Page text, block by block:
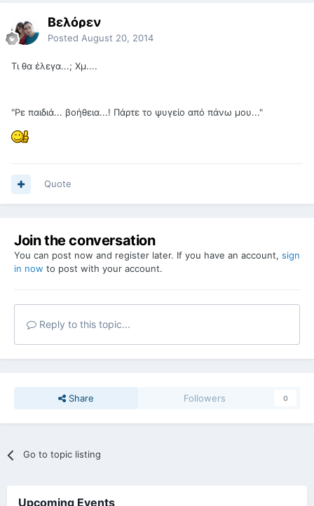
Βελόρεν
Posted August 20, 2014
Τι θα έλεγα...; Χμ....
"Ρε παιδιά... βοήθεια...! Πάρτε το ψυγείο από πάνω μου..."
Quote
Join the conversation
You can post now and register later. If you have an account, sign
in now to post with your account.
Reply to this topic...
Share Followers 0
Go to topic listing
Upcoming Events